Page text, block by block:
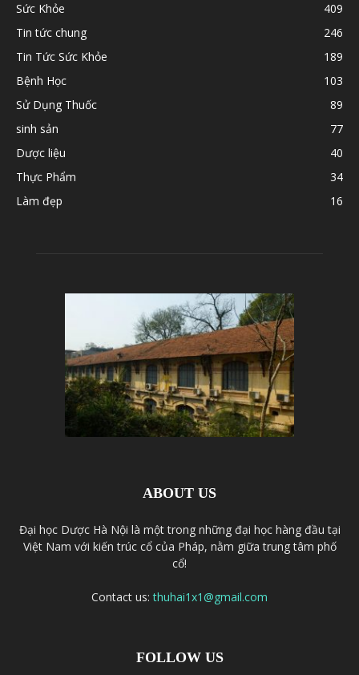
Sức Khỏe
409
Tin tức chung
246
Tin Tức Sức Khỏe
189
Bệnh Học
103
Sử Dụng Thuốc
89
sinh sản
77
Dược liệu
40
Thực Phẩm
34
Làm đẹp
16
ABOUT US
Đại học Dược Hà Nội là một trong những đại học hàng đầu tại
Việt Nam với kiến trúc cổ của Pháp, nằm giữa trung tâm phố
cổ!
Contact us:thuhai1x1@gmail.com
FOLLOW US